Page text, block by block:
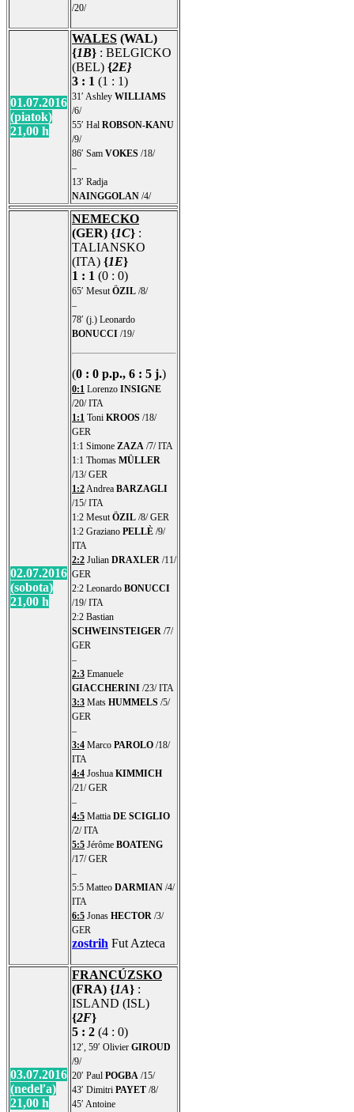
/20/
01.07.2016
(piatok)
21,00 h
WALES (WAL)
{1B} : BELGICKO
(BEL) {2E}
3 : 1 (1 : 1)
31′ Ashley WILLIAMS
/6/
55′ Hal ROBSON-KANU
/9/
86′ Sam VOKES /18/
–
13′ Radja
NAINGGOLAN /4/
02.07.2016
(sobota)
21,00 h
NEMECKO
(GER) {1C} :
TALIANSKO
(ITA) {1E}
1 : 1 (0 : 0)
65′ Mesut ÖZIL /8/
–
78′ (j.) Leonardo
BONUCCI /19/
(0 : 0 p.p., 6 : 5 j.)
0:1 Lorenzo INSIGNE
/20/ ITA
1:1 Toni KROOS /18/
GER
1:1 Simone ZAZA /7/ ITA
1:1 Thomas MÜLLER
/13/ GER
1:2 Andrea BARZAGLI
/15/ ITA
1:2 Mesut ÖZIL /8/ GER
1:2 Graziano PELLÈ /9/
ITA
2:2 Julian DRAXLER /11/
GER
2:2 Leonardo BONUCCI
/19/ ITA
2:2 Bastian
SCHWEINSTEIGER /7/
GER
–
2:3 Emanuele
GIACCHERINI /23/ ITA
3:3 Mats HUMMELS /5/
GER
–
3:4 Marco PAROLO /18/
ITA
4:4 Joshua KIMMICH
/21/ GER
–
4:5 Mattia DE SCIGLIO
/2/ ITA
5:5 Jérôme BOATENG
/17/ GER
–
5:5 Matteo DARMIAN /4/
ITA
6:5 Jonas HECTOR /3/
GER
zostrih Fut Azteca
03.07.2016
(nedeľa)
21,00 h
FRANCÚZSKO
(FRA) {1A} :
ISLAND (ISL)
{2F}
5 : 2 (4 : 0)
12′, 59′ Olivier GIROUD
/9/
20′ Paul POGBA /15/
43′ Dimitri PAYET /8/
45′ Antoine